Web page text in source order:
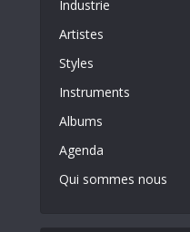
Industrie
Artistes
Styles
Instruments
Albums
Agenda
Qui sommes nous